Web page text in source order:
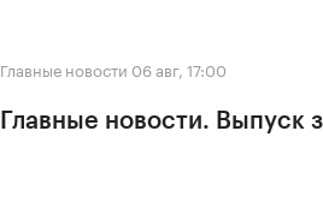
Главные новости 06 авг, 17:00
Главные новости.